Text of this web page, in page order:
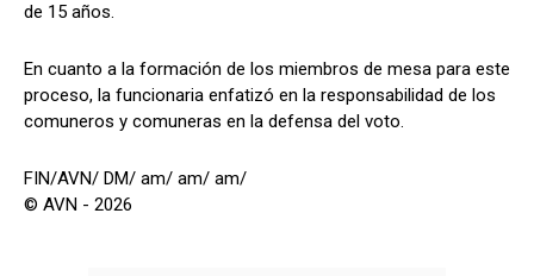
de 15 años.
En cuanto a la formación de los miembros de mesa para este
proceso, la funcionaria enfatizó en la responsabilidad de los
comuneros y comuneras en la defensa del voto.
FIN/AVN/ DM/ am/ am/ am/
© AVN - 2026